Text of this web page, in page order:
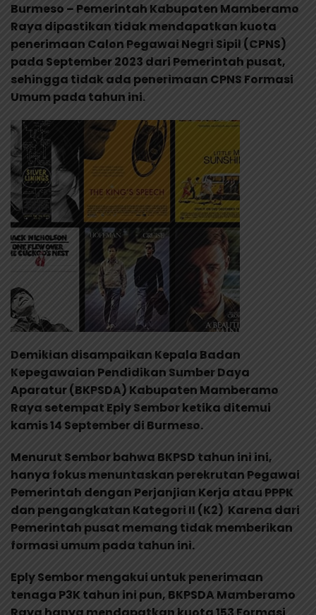
Burmeso – Pemerintah Kabupaten Mamberamo
Raya dipastikan tidak mendapatkan kuota
penerimaan Calon Pegawai Negri Sipil (CPNS)
pada September 2023 dari Pemerintah pusat,
sehingga tidak ada penerimaan CPNS Formasi
Umum pada tahun ini.
Demikian disampaikan Kepala Badan
Kepegawaian Pendidikan Sumber Daya
Aparatur (BKPSDA) Kabupaten Mamberamo
Raya setempat Eply Sembor ketika ditemui
kamis 14 September di Burmeso.
Menurut Sembor bahwa BKPSD tahun ini ini,
hanya fokus menuntaskan perekrutan Pegawai
Pemerintah dengan Perjanjian Kerja atau PPPK
dan pengangkatan Kategori II (K2) Karena dari
Pemerintah pusat memang tidak memberikan
formasi umum pada tahun ini.
Eply Sembor mengakui untuk penerimaan
tenaga P3K tahun ini pun, BKPSDA Mamberamo